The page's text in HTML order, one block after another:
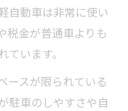
自動車は非常に使い
税金が普通車よりも
います。
ースが限られている
駐車のしやすさや自